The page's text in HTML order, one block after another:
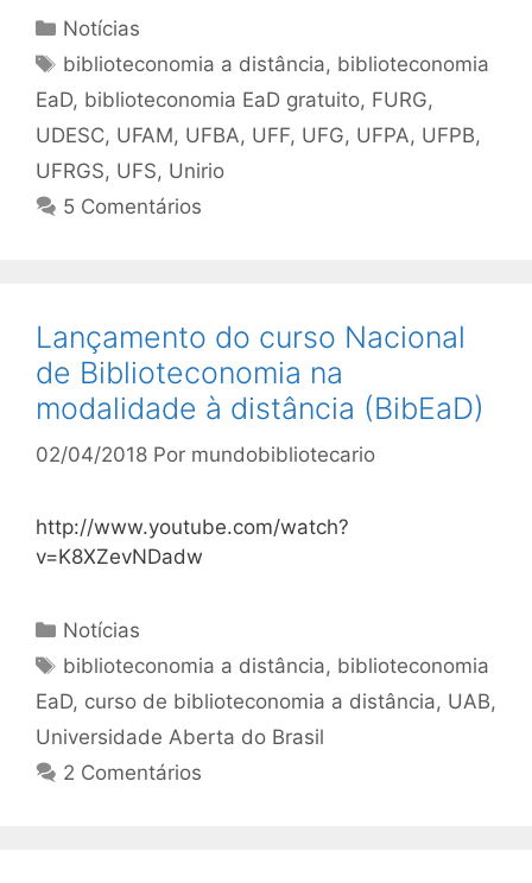
Categorias
Notícias
Tags
biblioteconomia a distância, biblioteconomia
EaD, biblioteconomia EaD gratuito, FURG,
UDESC, UFAM, UFBA, UFF, UFG, UFPA, UFPB,
UFRGS, UFS, Unirio
5 Comentários
Lançamento do curso Nacional
de Biblioteconomia na
modalidade à distância (BibEaD)
02/04/2018 Por mundobibliotecario
http://www.youtube.com/watch?
v=K8XZevNDadw
Categorias
Notícias
Tags
biblioteconomia a distância, biblioteconomia
EaD, curso de biblioteconomia a distância, UAB,
Universidade Aberta do Brasil
2 Comentários